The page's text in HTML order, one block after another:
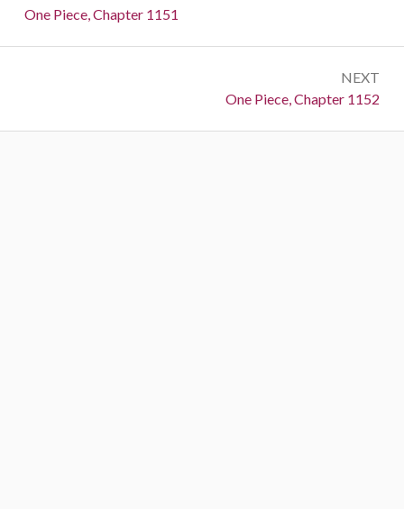
navigation
Previous:
One Piece, Chapter 1151
NEXT
Next:
One Piece, Chapter 1152